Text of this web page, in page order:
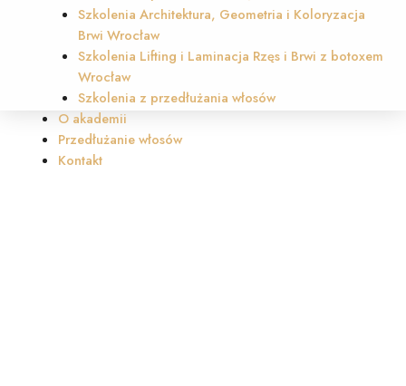
Szkolenia Architektura, Geometria i Koloryzacja
Brwi Wrocław
Szkolenia Lifting i Laminacja Rzęs i Brwi z botoxem
Wrocław
Szkolenia z przedłużania włosów
O akademii
Przedłużanie włosów
Kontakt